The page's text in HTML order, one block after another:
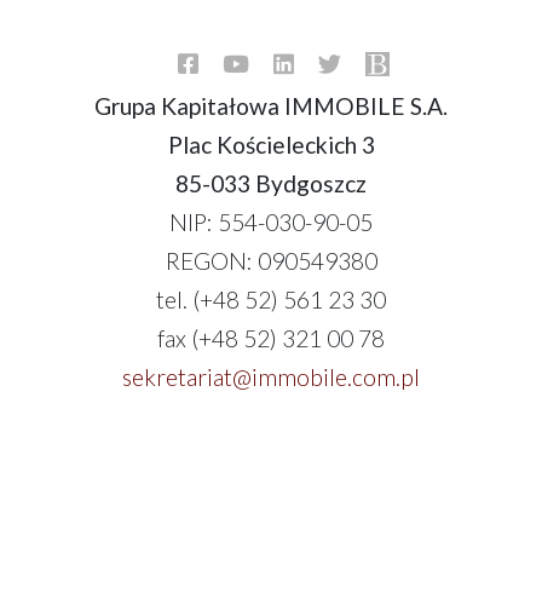
Grupa Kapitałowa IMMOBILE S.A.
Plac Kościeleckich 3
85-033 Bydgoszcz
NIP: 554-030-90-05
REGON: 090549380
tel. (+48 52) 561 23 30
fax (+48 52) 321 00 78
sekretariat@immobile.com.pl